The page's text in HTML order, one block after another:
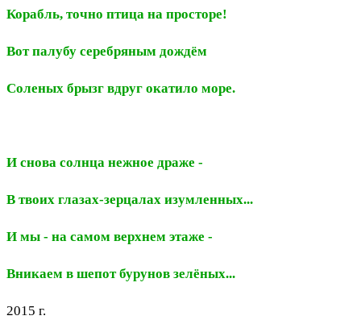
Корабль, точно птица на просторе!
Вот палубу серебряным дождём
Соленых брызг вдруг окатило море.
И снова солнца нежное драже -
В твоих глазах-зерцалах изумленных...
И мы - на самом верхнем этаже -
Вникаем в шепот бурунов зелёных...
2015 г.